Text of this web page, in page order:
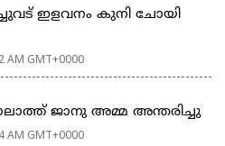
ഇളവനം കുനി ചോയി
AM GMT+0000
ജാനു അമ്മ അന്തരിച്ചു
AM GMT+0000